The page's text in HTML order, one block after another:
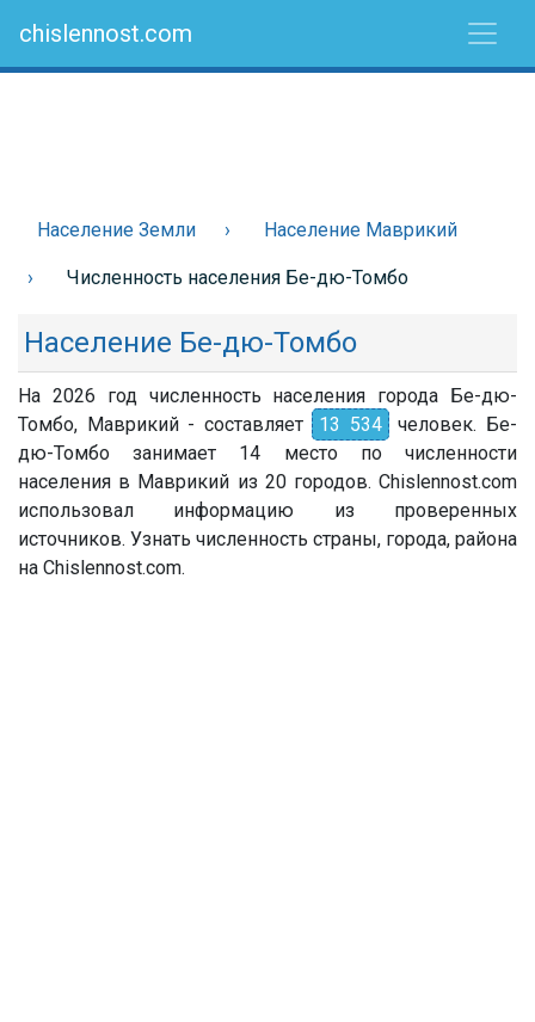
chislennost.com
Население Земли Население Маврикий
Численность населения Бе-дю-Томбо
Население Бе-дю-Томбо
На 2026 год численность населения города Бе-дю-
Томбо, Маврикий - составляет 13 534 человек. Бе-
дю-Томбо занимает 14 место по численности
населения в Маврикий из 20 городов. Chislennost.com
использовал информацию из проверенных
источников. Узнать численность страны, города, района
на Chislennost.com.